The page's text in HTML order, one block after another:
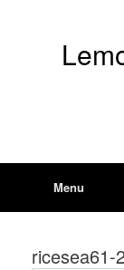
Menu
ricesea61-